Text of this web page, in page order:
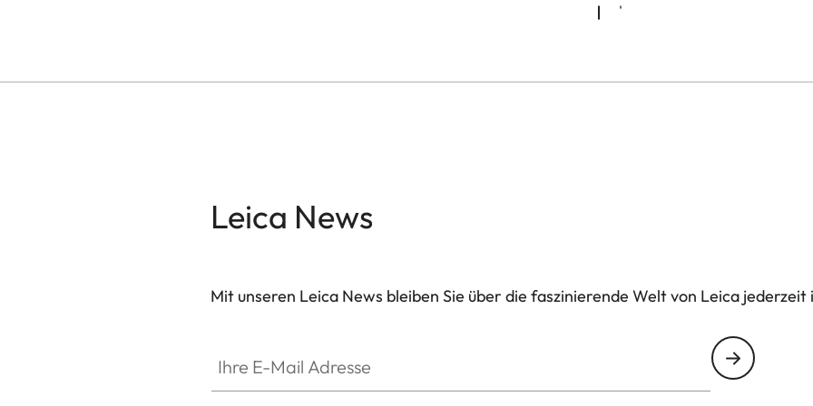
Leica News
Mit unseren Leica News bleiben Sie über die faszinierende Welt von Leica